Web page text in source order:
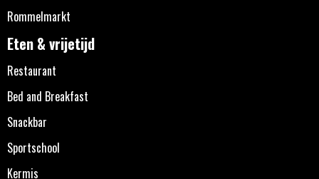
Rommelmarkt
Eten & vrijetijd
Restaurant
Bed and Breakfast
Snackbar
Sportschool
Kermis